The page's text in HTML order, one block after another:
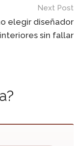
Next Post
elegir diseñador
sin fallar